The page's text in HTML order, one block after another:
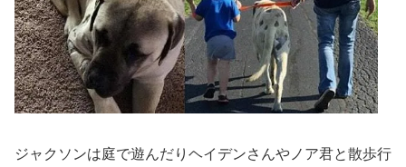
ジャクソンは庭で遊んだりヘイデンさんやノア君と散歩行